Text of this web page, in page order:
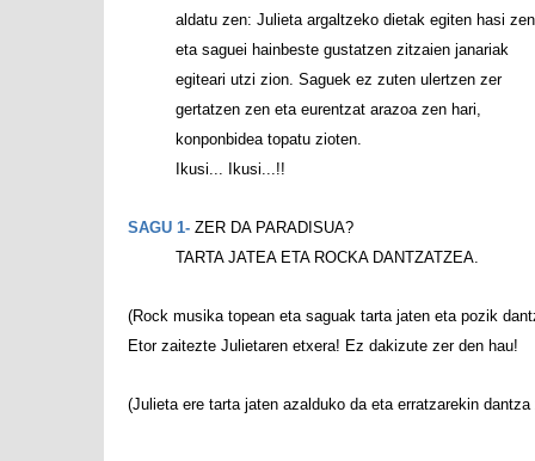
aldatu zen: Julieta argaltzeko dietak egiten hasi zen
eta saguei hainbeste gustatzen zitzaien janariak
egiteari utzi zion. Saguek ez zuten ulertzen zer
gertatzen zen eta eurentzat arazoa zen hari,
konponbidea topatu zioten.
Ikusi... Ikusi...!!
SAGU 1- ZER DA PARADISUA?
TARTA JATEA ETA ROCKA DANTZATZEA.
(Rock musika topean eta saguak tarta jaten eta pozik
Etor zaitezte Julietaren etxera! Ez dakizute zer den hau!
(Julieta ere tarta jaten azalduko da eta erratzarekin dantza